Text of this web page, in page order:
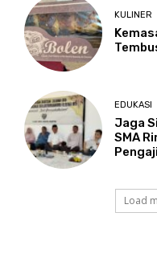
KULINER
EDUKASI
Jaga
SMA
Load